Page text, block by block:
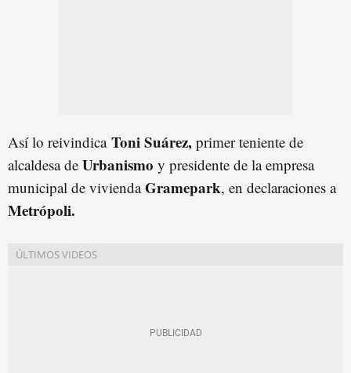
Así lo reivindica Toni Suárez, primer teniente de
alcaldesa de Urbanismo y presidente de la empresa
municipal de viviendaGramepark, en declaraciones a
Metrópoli.